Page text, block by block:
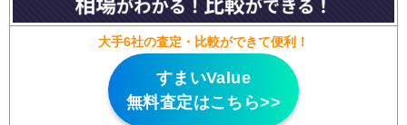
大手6社の査定・比較ができて便利！
すまいValue
無料査定はこちら>>